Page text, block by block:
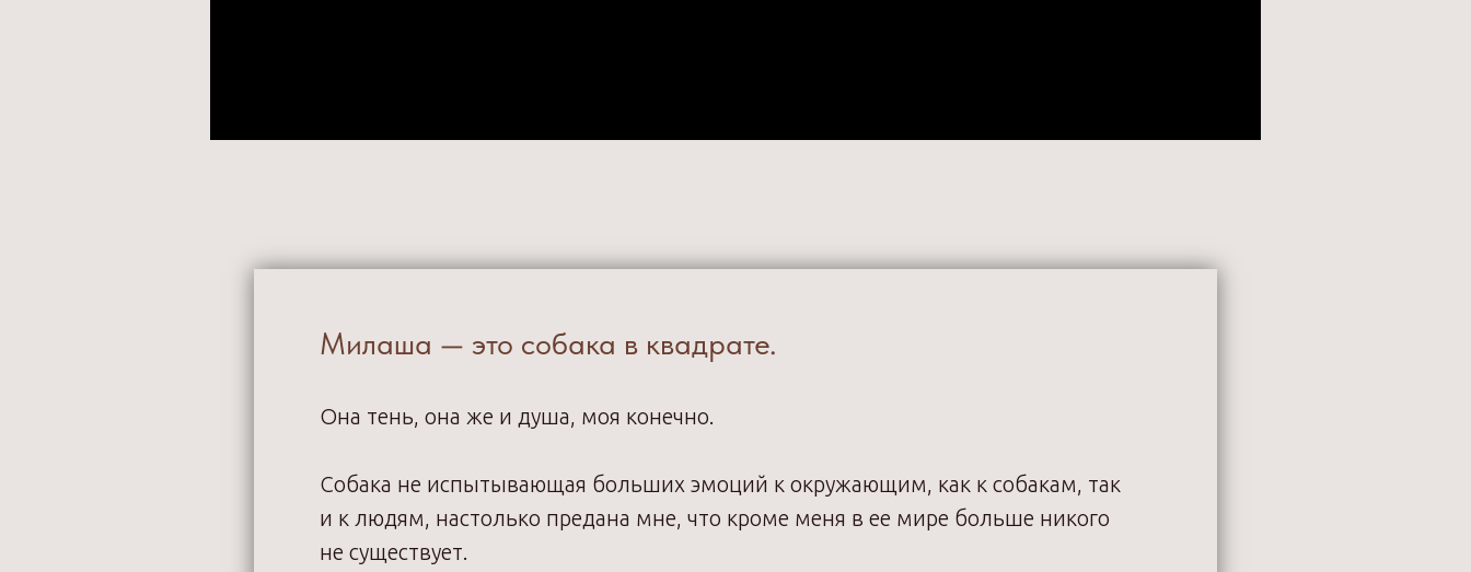
Милаша — это собака в квадрате.
Она тень, она же и душа, моя конечно.
Собака не испытывающая больших эмоций к окружающим, как к собакам, так
и к людям, настолько предана мне, что кроме меня в ее мире больше никого
не существует.